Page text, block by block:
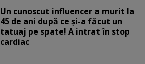
Un cunoscut influencer a murit la
45 de ani după ce și-a făcut un
tatuaj pe spate! A intrat în stop
cardiac